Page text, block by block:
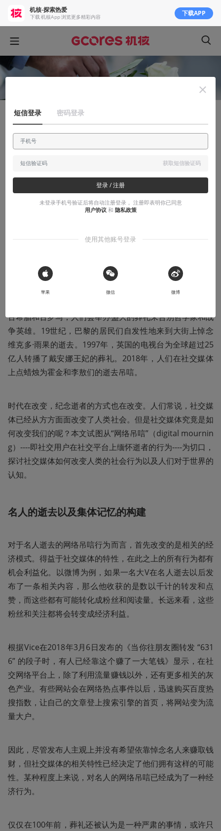
以“网络吊唁”为例，聊聊社交网络是如何改
数将会超过活人。
古希腊和古罗马，人们会举办盛大的葬礼来告别哲学家和战
争英雄。19世纪，巴黎的居民们自发性地来到大街上悼念
维克多·雨果的逝去。1997年，英国的电视台为全球超过25
亿人转播了戴安娜王妃的葬礼。2018年，人们在社交媒体
上点蜡烛为霍金和李敖们的逝去吊唁。
时代在改变，纪念逝者的方式也在改变。人们常说，社交媒
体已经从方方面面改变了人类社会。但是社交媒体究竟是如
何改变我们的呢？本文试图从“网络吊唁”（digital mournin
g）----即社交用户在社交平台上缅怀逝者的行为----为切口，
探讨社交媒体如何改变人类的社会行为以及人们对于世界的
认知。
名人的逝去以及集体记忆的构建
对于名人逝去的网络吊唁行为而言，首先改变的是相关的经
济模式。得益于社交媒体的特性，在此之上的所有行为都有
机会利益化。以微博为例，如果一名大V在名人逝去以后发
布了一条相关内容，那么他收获的是数以千计的转发和点
赞，而这些都有可能转化成粉丝和阅读量。长远来看，这些
粉丝和关注都将会转变成经济利益。
根据Vice在2018年3月6日发布的《当你往朋友圈转发 “631
6” 的段子时，有人已经靠这个赚了一大笔钱》显示，在社
交网络平台上，除了利用流量赚钱以外，还有更多相关的灰
色产业。有些网站会在网络热点事件以后，迅速购买百度热
搜指数，让自己的文章登上搜索引擎的首页，将网站变为流
量大户。
因此，尽管发布人主观上并没有希望依靠悼念名人来赚取钱
财，但社交媒体的相关特性已经决定了他们拥有这样的可能
性。某种程度上来说，对名人的网络吊唁已经成为了一种经
济行为。
仅仅在100年前，葬礼还被认为是一种严肃的事情，或许只
机核-探索热爱
下载 机核App 浏览更多精彩内容 下载APP
短信登录 密码登录
获取短信验证码
登录 / 注册
未登录手机号验证后将自动注册登录， 注册即表明你已同意
用户协议 和 隐私政策
使用其他账号登录
 Sign in with Apple
苹果 微信 微博